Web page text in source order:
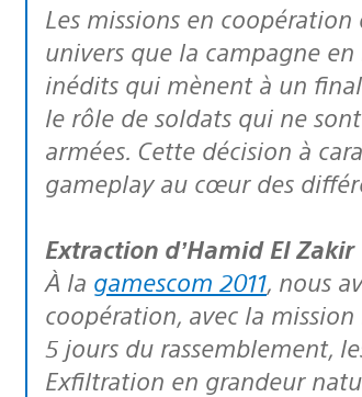
Les missions en coopération
univers que la campagne
inédits qui mènent à un
le rôle de soldats qui ne
armées. Cette décision à
gameplay au cœur des
Extraction d’Hamid El Zakir
À la gamescom 2011, nous
coopération, avec la
5 jours du rassemblement,
Exfiltration en grandeur